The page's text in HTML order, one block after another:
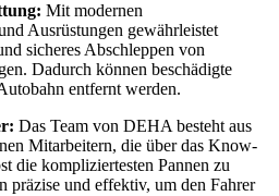
Mit modernen
Ausrüstungen gewährleistet
sicheres Abschleppen von
Dadurch können beschädigte
entfernt werden.
Das Team von DEHA besteht aus
Mitarbeitern, die über das Know-
die kompliziertesten Pannen zu
präzise und effektiv, um den Fahrer